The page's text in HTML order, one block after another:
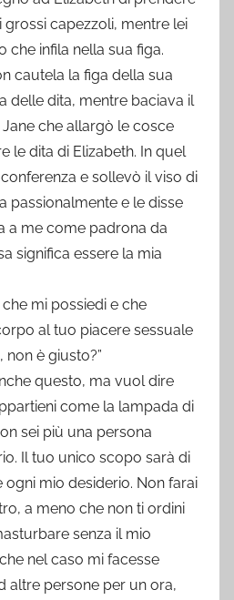
grossi capezzoli, mentre lei
che infila nella sua figa.
cautela la figa della sua
delle dita, mentre baciava il
che allargò le cosce
le dita di Elizabeth. In quel
e sollevò il viso di
passionalmente e le disse
a me come padrona da
significa essere la mia
che mi possiedi e che
al tuo piacere sessuale
è giusto?”
questo, ma vuol dire
come la lampada di
sei più una persona
Il tuo unico scopo sarà di
mio desiderio. Non farai
a meno che non ti ordini
senza il mio
nel caso mi facesse
altre persone per un ora,